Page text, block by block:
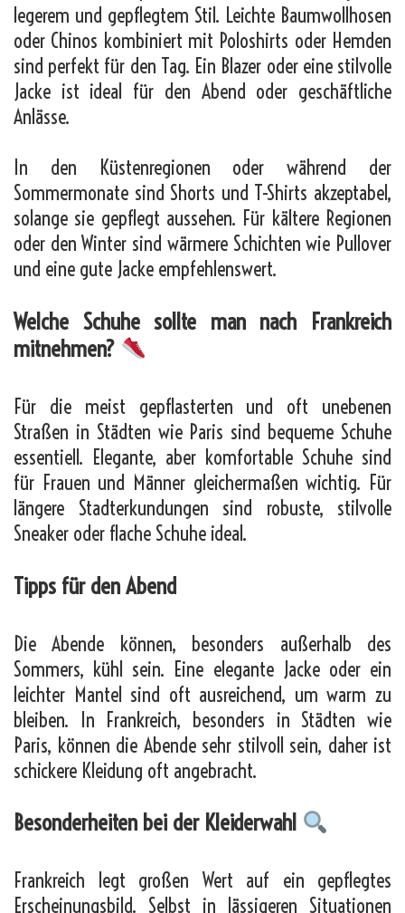
legerem und gepflegtem Stil. Leichte Baumwollhosen
oder Chinos kombiniert mit Poloshirts oder Hemden
sind perfekt für den Tag. Ein Blazer oder eine stilvolle
Jacke ist ideal für den Abend oder geschäftliche
Anlässe.
In den Küstenregionen oder während der
Sommermonate sind Shorts und T-Shirts akzeptabel,
solange sie gepflegt aussehen. Für kältere Regionen
oder den Winter sind wärmere Schichten wie Pullover
und eine gute Jacke empfehlenswert.
Welche Schuhe sollte man nach Frankreich
mitnehmen?
Für die meist gepflasterten und oft unebenen
Straßen in Städten wie Paris sind bequeme Schuhe
essentiell. Elegante, aber komfortable Schuhe sind
für Frauen und Männer gleichermaßen wichtig. Für
längere Stadterkundungen sind robuste, stilvolle
Sneaker oder flache Schuhe ideal.
Tipps für den Abend
Die Abende können, besonders außerhalb des
Sommers, kühl sein. Eine elegante Jacke oder ein
leichter Mantel sind oft ausreichend, um warm zu
bleiben. In Frankreich, besonders in Städten wie
Paris, können die Abende sehr stilvoll sein, daher ist
schickere Kleidung oft angebracht.
Besonderheiten bei der Kleiderwahl
Frankreich legt großen Wert auf ein gepflegtes
Erscheinungsbild. Selbst in lässigeren Situationen